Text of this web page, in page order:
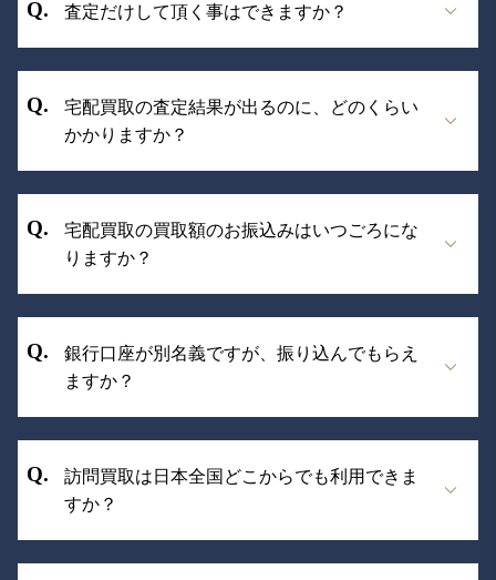
ております。しかし、お振込の場合、時間帯・
混雑状況によっては即日のお支払いが難しい場
合がございます。ご了承ください。
査定だけして頂く事はできますか？
ぜひお気軽にご利用ください。
宅配買取の査定結果が出るのに、どのくらい
かかりますか？
げております。混雑時は更にお時間をいただく
場合がございます。予めご了承ください。
宅配買取の買取額のお振込みはいつごろにな
りますか？
日でお振込みをさせていただいております。
※週末・祝日など金融機関が休業日の場合は、
営業日での着金となります。
銀行口座が別名義ですが、振り込んでもらえ
ますか？
にのみ、ご入金をさせて頂いております。な
お、旧姓口座・ご家族の口座へのお振込もお受
けできません。ご了承ください。
訪問買取は日本全国どこからでも利用できま
すか？